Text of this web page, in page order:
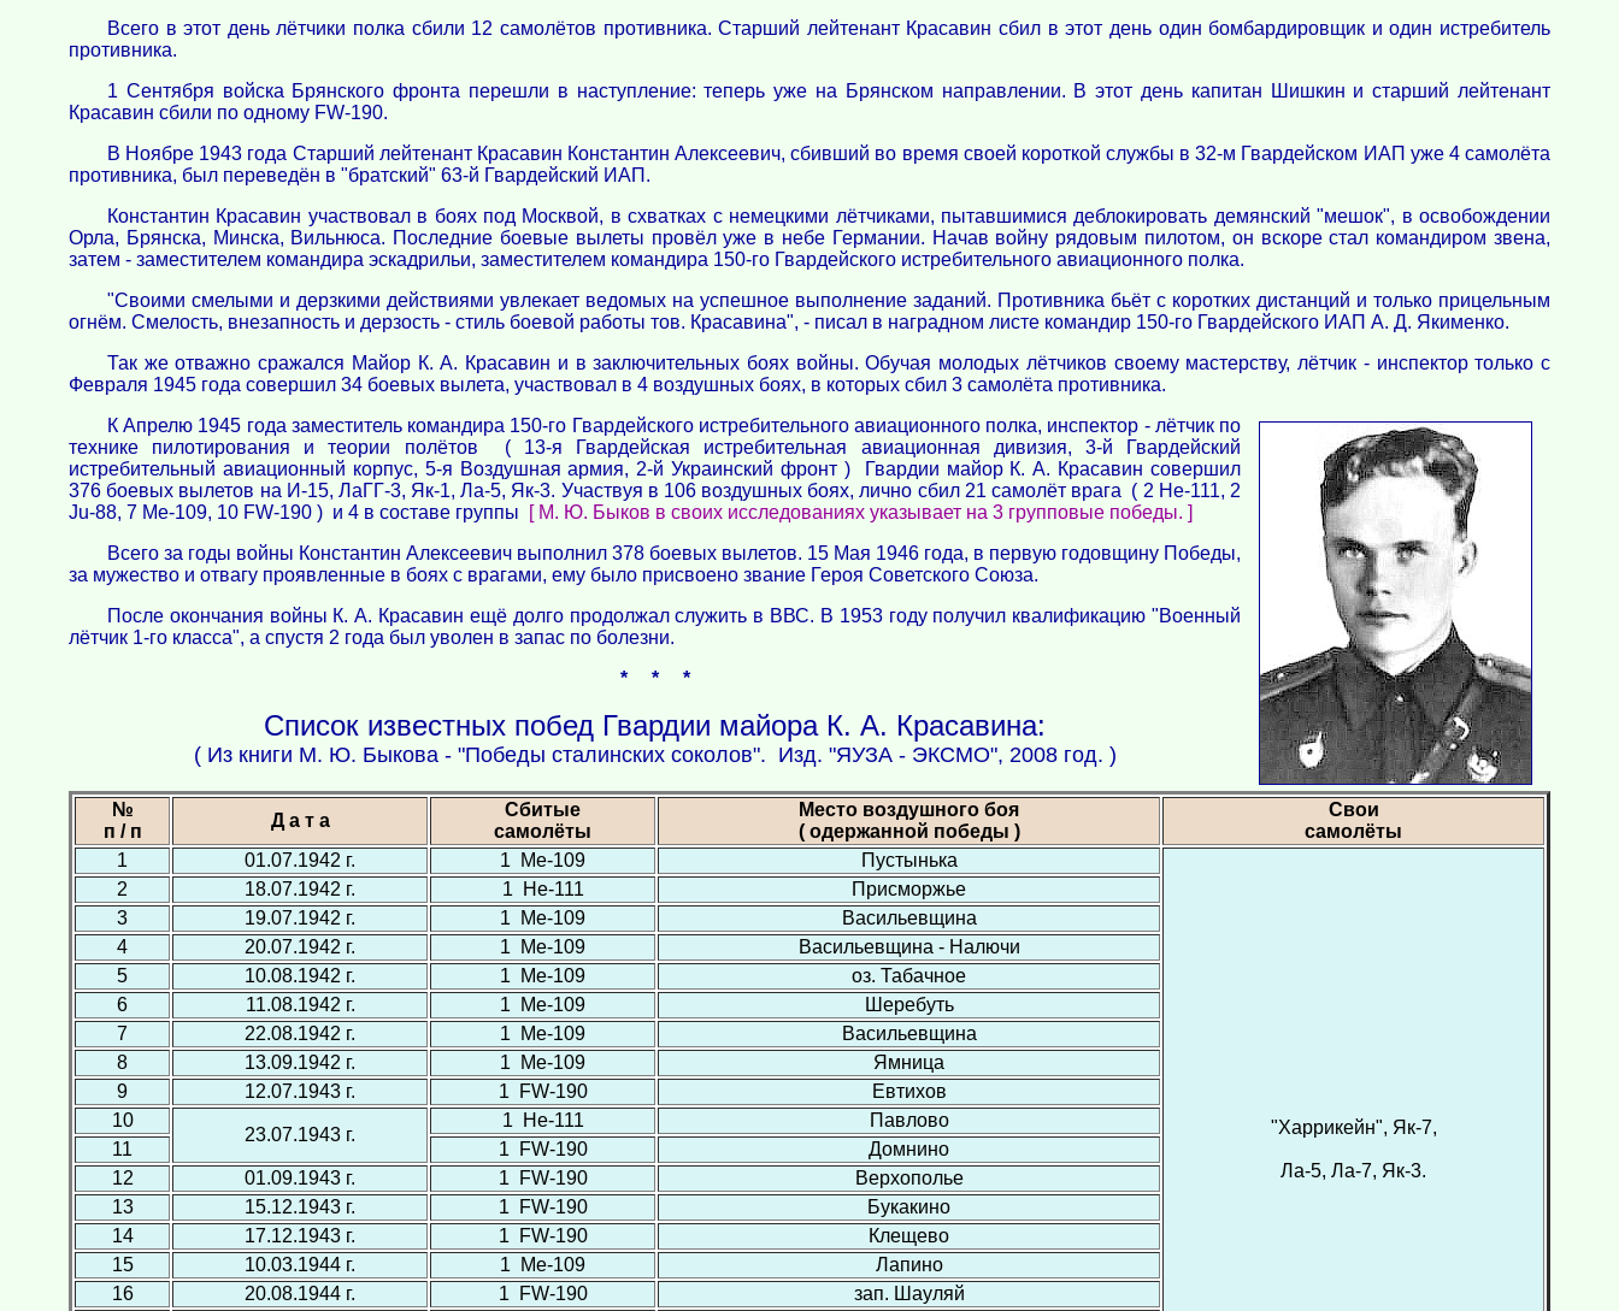
Всего в этот день лётчики полка сбили 12 самолётов противника. Старший лейтенант Красавин сбил в этот день один бомбардировщик и один истребитель
противника.
1 Сентября войска Брянского фронта перешли в наступление: теперь уже на Брянском направлении. В этот день капитан Шишкин и старший лейтенант
Красавин сбили по одному FW-190.
В Ноябре 1943 года Старший лейтенант Красавин Константин Алексеевич, сбивший во время своей короткой службы в 32-м Гвардейском ИАП уже 4 самолёта
противника, был переведён в "братский" 63-й Гвардейский ИАП.
Константин Красавин участвовал в боях под Москвой, в схватках с немецкими лётчиками, пытавшимися деблокировать демянский "мешок", в освобождении
Орла, Брянска, Минска, Вильнюса. Последние боевые вылеты провёл уже в небе Германии. Начав войну рядовым пилотом, он вскоре стал командиром звена,
затем - заместителем командира эскадрильи, заместителем командира 150-го Гвардейского истребительного авиационного полка.
"Своими смелыми и дерзкими действиями увлекает ведомых на успешное выполнение заданий. Противника бьёт с коротких дистанций и только прицельным
огнём. Смелость, внезапность и дерзость - стиль боевой работы тов. Красавина", - писал в наградном листе командир 150-го Гвардейского ИАП А. Д. Якименко.
Так же отважно сражался Майор К. А. Красавин и в заключительных боях войны. Обучая молодых лётчиков своему мастерству, лётчик - инспектор только с
Февраля 1945 года совершил 34 боевых вылета, участвовал в 4 воздушных боях, в которых сбил 3 самолёта противника.
К Апрелю 1945 года заместитель командира 150-го Гвардейского истребительного авиационного полка, инспектор - лётчик по
технике пилотирования и теории полётов ( 13-я Гвардейская истребительная авиационная дивизия, 3-й Гвардейский
истребительный авиационный корпус, 5-я Воздушная армия, 2-й Украинский фронт ) Гвардии майор К. А. Красавин совершил
376 боевых вылетов на И-15, ЛаГГ-3, Як-1, Ла-5, Як-3. Участвуя в 106 воздушных боях, лично сбил 21 самолёт врага ( 2 Не-111, 2
Ju-88, 7 Ме-109, 10 FW-190 ) и 4 в составе группы
[ М. Ю. Быков в своих исследованиях указывает на 3 групповые победы. ]
Всего за годы войны Константин Алексеевич выполнил 378 боевых вылетов. 15 Мая 1946 года, в первую годовщину Победы,
за мужество и отвагу проявленные в боях с врагами, ему было присвоено звание Героя Советского Союза.
После окончания войны К. А. Красавин ещё долго продолжал служить в ВВС. В 1953 году получил квалификацию "Военный
лётчик 1-го класса", а спустя 2 года был уволен в запас по болезни.
* * *
Список известных побед Гвардии майора К. А. Красавина:
( Из книги М. Ю. Быкова - "Победы сталинских соколов". Изд. "ЯУЗА - ЭКСМО", 2008 год. )
№
п / п
Д а т а
Сбитые
самолёты
Место воздушного боя
( одержанной победы )
Свои
самолёты
1
01.07.1942 г. 1 Ме-109 Пустынька
"Харрикейн", Як-7,
Ла-5, Ла-7, Як-3.
2 18.07.1942 г. 1 Не-111
Присморжье
3
19.07.1942 г. 1 Ме-109
Васильевщина
4
20.07.1942 г. 1 Ме-109
Васильевщина - Налючи
5
10.08.1942 г. 1 Ме-109
оз. Табачное
6
11.08.1942 г. 1 Ме-109
Шеребуть
7
22.08.1942 г. 1 Ме-109
Васильевщина
8
13.09.1942 г. 1 Ме-109
Ямница
9
12.07.1943 г. 1 FW-190
Евтихов
10
23.07.1943 г.
1 Не-111
Павлово
11
1 FW-190
Домнино
12
01.09.1943 г. 1 FW-190
Верхополье
13
15.12.1943 г. 1 FW-190
Букакино
14
17.12.1943 г. 1 FW-190
Клещево
15
10.03.1944 г. 1 Ме-109
Лапино
16
20.08.1944 г. 1 FW-190
зап. Шауляй